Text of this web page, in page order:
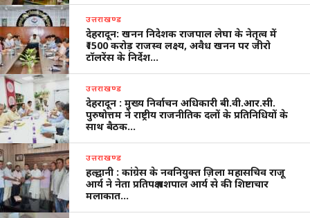
उत्तराखण्ड
देहरादून: खनन निदेशक राजपाल लेघा के नेतृत्व में
₹1500 करोड़ राजस्व लक्ष्य, अवैध खनन पर जीरो
टॉलरेंस के निर्देश…
उत्तराखण्ड
देहरादून : मुख्य निर्वाचन अधिकारी बी.वी.आर.सी.
पुरुषोत्तम ने राष्ट्रीय राजनीतिक दलों के प्रतिनिधियों के
साथ बैठक…
उत्तराखण्ड
हल्द्वानी : कांग्रेस के नवनियुक्त ज़िला महासचिव राजू
आर्य ने नेता प्रतिपक्ष यशपाल आर्य से की शिष्टाचार
मलाकात…